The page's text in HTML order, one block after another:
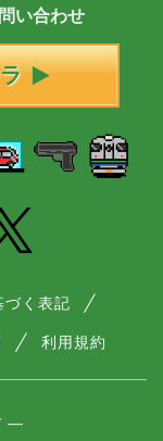
い合わせ
づく表記
利用規約
―